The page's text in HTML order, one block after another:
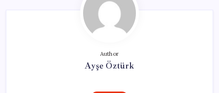
Author
Ayşe Öztürk